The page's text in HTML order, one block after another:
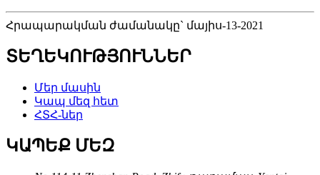
Հրապարակման ժամանակը` մայիս-13-2021
ՏԵՂԵԿՈՒԹՅՈՒՆՆԵՐ
Մեր մասին
Կապ մեզ հետ
ՀՏՀ-ներ
ԿԱՊԵՔ ՄԵԶ